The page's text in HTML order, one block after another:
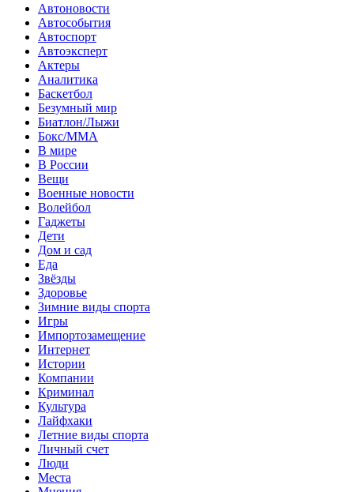
Автоновости
Автособытия
Автоспорт
Автоэксперт
Актеры
Аналитика
Баскетбол
Безумный мир
Биатлон/Лыжи
Бокс/MMA
В мире
В России
Вещи
Военные новости
Волейбол
Гаджеты
Дети
Дом и сад
Еда
Звёзды
Здоровье
Зимние виды спорта
Игры
Импортозамещение
Интернет
Истории
Компании
Криминал
Культура
Лайфхаки
Летние виды спорта
Личный счет
Люди
Места